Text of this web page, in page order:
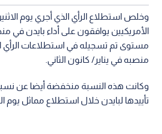
الأمريكيين يوافقون على أداء بايدن في
مستوى تم تسجيله في استطلاعات الرأي
منصبه في يناير/ كانون الثاني.
تأييدها لبايدن خلال استطلاع مماثل يوم